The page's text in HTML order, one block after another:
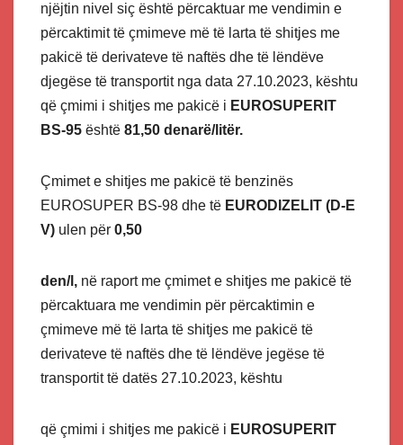
njëjtin nivel siç është përcaktuar me vendimin e
përcaktimit të çmimeve më të larta të shitjes me
pakicë të derivateve të naftës dhe të lëndëve
djegëse të transportit nga data 27.10.2023, kështu
që çmimi i shitjes me pakicë i EUROSUPERIT
BS-95 është 81,50 denarë/litër.
Çmimet e shitjes me pakicë të benzinës
EUROSUPER BS-98 dhe të EURODIZELIT (D-E
V) ulen për 0,50
den/l, në raport me çmimet e shitjes me pakicë të
përcaktuara me vendimin për përcaktimin e
çmimeve më të larta të shitjes me pakicë të
derivateve të naftës dhe të lëndëve jegëse të
transportit të datës 27.10.2023, kështu
që çmimi i shitjes me pakicë i EUROSUPERIT